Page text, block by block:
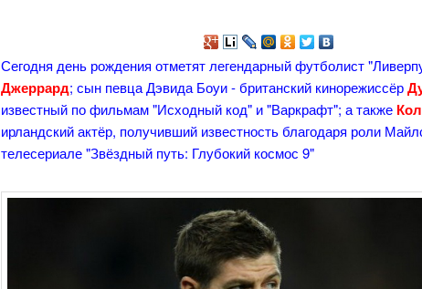
Сегодня день рождения отметят легендарный футболист
Джеррард; сын певца Дэвида Боуи - британский кинорежиссёр
известный по фильмам "Исходный код" и "Варкрафт"; а также
ирландский актёр, получивший известность благодаря роли
телесериале "Звёздный путь: Глубокий космос 9"